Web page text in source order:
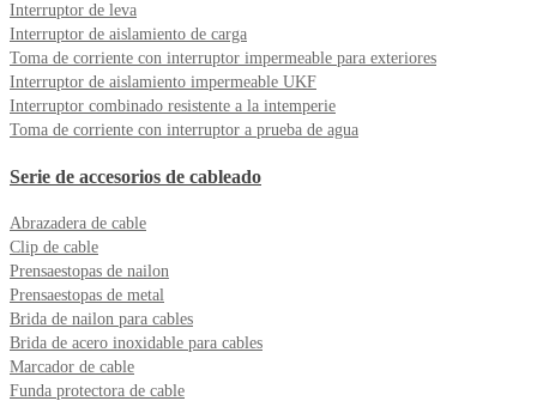
Interruptor de leva
Interruptor de aislamiento de carga
Toma de corriente con interruptor impermeable para exteriores
Interruptor de aislamiento impermeable UKF
Interruptor combinado resistente a la intemperie
Toma de corriente con interruptor a prueba de agua
Serie de accesorios de cableado
Abrazadera de cable
Clip de cable
Prensaestopas de nailon
Prensaestopas de metal
Brida de nailon para cables
Brida de acero inoxidable para cables
Marcador de cable
Funda protectora de cable